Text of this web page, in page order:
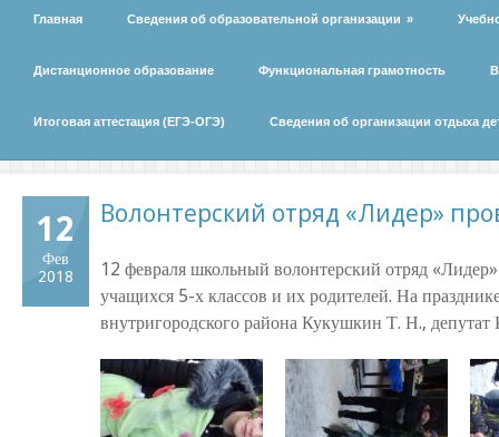
Главная Сведения об образовательной организации »
Дистанционное образование Функциональная грамотность
Итоговая аттестация (ЕГЭ-ОГЭ) Сведения об организации отдыха
12
Фев
2018
Волонтерский отряд «Лидер»
12 февраля школьный волонтерский отряд
учащихся 5-х классов и их родителей. На
внутригородского района Кукушкин Т. Н.,